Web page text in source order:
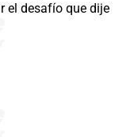
el desafío que dije